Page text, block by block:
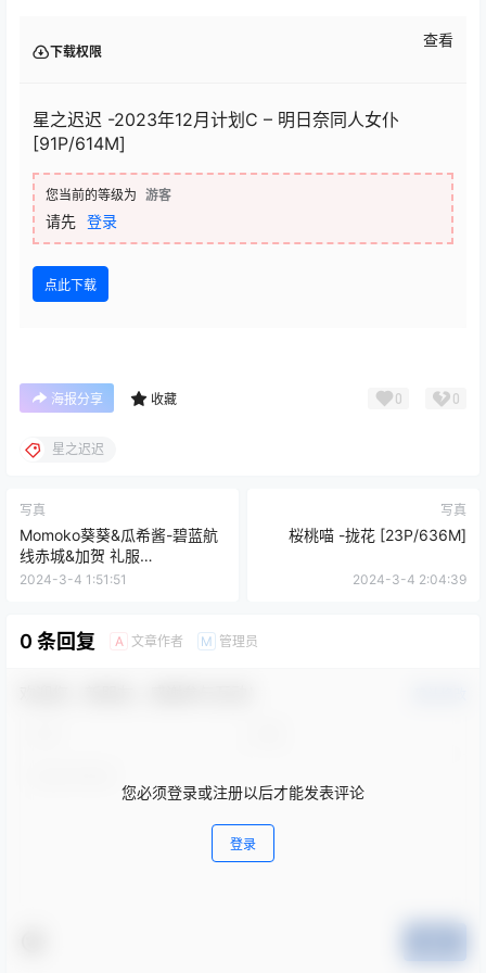
下载权限
查看
星之迟迟 -2023年12月计划C – 明日奈同人女仆
[91P/614M]
您当前的等级为 游客
请先 登录
点此下载
海报分享 收藏 0 0
星之迟迟
写真
Momoko葵葵&瓜希酱-碧蓝航
线赤城&加贺 礼服
[46P/440M]
2024-3-4 1:51:51
写真
桜桃喵 -拢花 [23P/636M]
2024-3-4 2:04:39
0 条回复 A 文章作者 M 管理员
您必须登录或注册以后才能发表评论
登录